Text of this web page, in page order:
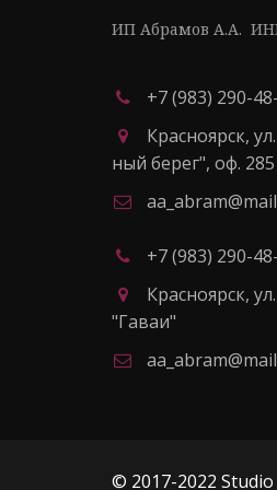
ИП Абрамов А.А.
+7 (983) 290-
Красноярск,
ный берег", оф. 285
+7 (983) 290-
Красноярск,
"Гаваи"
© 2017-2022